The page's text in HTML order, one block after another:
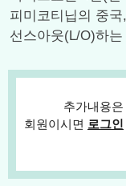
피미코티닙의 중
선스아웃(L/O)하
추가내용
회원이시면 로그인